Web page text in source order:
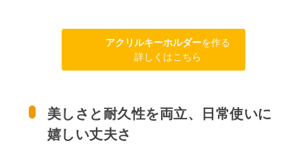
アクリルキーホルダーを作る
詳しくはこちら
美しさと耐久性を両立、日常使いに
嬉しい丈夫さ